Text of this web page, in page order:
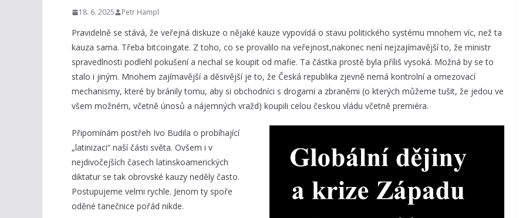
18. 6. 2025 Petr Hampl
Pravidelně se stává, že veřejná diskuze o nějaké kauze vypovídá o stavu politického systému mnohem víc, než ta
kauza sama. Třeba bitcoingate. Z toho, co se provalilo na veřejnost,nakonec není nejzajímavější to, že ministr
spravedlnosti podlehl pokušení a nechal se koupit od mafie. Ta částka prostě byla příliš vysoká. Možná by se to
stalo i jiným. Mnohem zajímavější a děsivější je to, že Česká republika zjevně nemá kontrolní a omezovací
mechanismy, které by bránily tomu, aby si obchodníci s drogami a zbraněmi (o kterých můžeme tušit, že jedou ve
všem možném, včetně únosů a nájemných vražd) koupili celou českou vládu včetně premiéra.
Připomínám postřeh Ivo Budila o probíhající
„latinizaci“ naší části světa. Ovšem i v
nejdivočejších časech latinskoamerických
diktatur se tak obrovské kauzy neděly často.
Postupujeme velmi rychle. Jenom ty spoře
oděné tanečnice pořád nikde.